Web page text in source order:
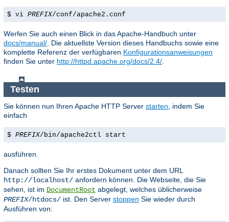
$ vi PREFIX/conf/apache2.conf
Werfen Sie auch einen Blick in das Apache-Handbuch unter
docs/manual/. Die aktuellste Version dieses Handbuchs sowie eine
komplette Referenz der verfügbaren Konfigurationsanweisungen
finden Sie unter http://httpd.apache.org/docs/2.4/.
Testen
Sie können nun Ihren Apache HTTP Server starten , indem Sie
einfach
$ PREFIX/bin/apache2ctl start
ausführen.
Danach sollten Sie Ihr erstes Dokument unter dem URL
http://localhost/ anfordern können. Die Webseite, die Sie
sehen, ist im DocumentRoot abgelegt, welches üblicherweise
PREFIX/htdocs/ ist. Den Server stoppen Sie wieder durch
Ausführen von: